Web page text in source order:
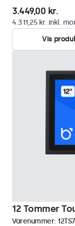
3.449,00 kr.
4.311,25 kr. inkl.
Vis
12 Tommer
Varenummer: